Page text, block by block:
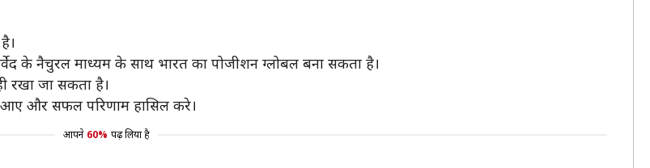
के नैचुरल माध्यम के साथ भारत का पोजीशन ग्लोबल बना सकता है।
रखा जा सकता है।
आए और सफल परिणाम हासिल करे।
आपने 60% पढ़ लिया है